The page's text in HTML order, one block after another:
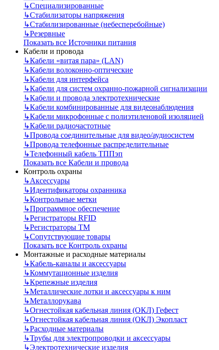
↳Специализированные
↳Стабилизаторы напряжения
↳Стабилизированные (небесперебойные)
↳Резервные
Показать все Источники питания
Кабели и провода
↳Кабели «витая пара» (LAN)
↳Кабели волоконно-оптические
↳Кабели для интерфейса
↳Кабели для систем охранно-пожарной сигнализации
↳Кабели и провода электротехнические
↳Кабели комбинированные для видеонаблюдения
↳Кабели микрофонные с полиэтиленовой изоляцией
↳Кабели радиочастотные
↳Провода соединительные для видео/аудиосистем
↳Провода телефонные распределительные
↳Телефонный кабель ТППэп
Показать все Кабели и провода
Контроль охраны
↳Аксессуары
↳Идентификаторы охранника
↳Контрольные метки
↳Программное обеспечение
↳Регистраторы RFID
↳Регистраторы ТМ
↳Сопутствующие товары
Показать все Контроль охраны
Монтажные и расходные материалы
↳Кабель-каналы и аксессуары
↳Коммутационные изделия
↳Крепежные изделия
↳Металлические лотки и аксессуары к ним
↳Металлорукава
↳Огнестойкая кабельная линия (ОКЛ) Гефест
↳Огнестойкая кабельная линия (ОКЛ) Экопласт
↳Расходные материалы
↳Трубы для электропроводки и аксессуары
↳Электротехнические изделия